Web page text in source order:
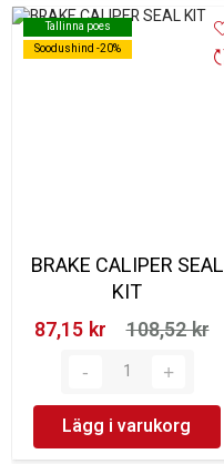
Tallinna poes
Soodushind -20%
Tallinna poes
Soodushind -20%
BRAKE CALIPER SEAL
KIT
87,15 kr‎
108,52 kr‎
Lägg i varukorg